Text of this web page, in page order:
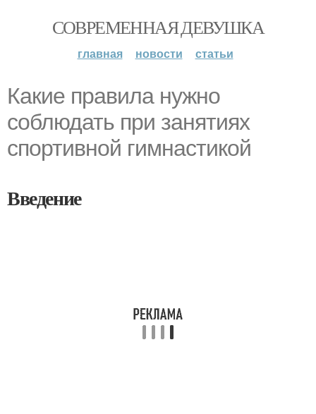
СОВРЕМЕННАЯ ДЕВУШКА
главная новости статьи
Какие правила нужно
соблюдать при занятиях
спортивной гимнастикой
Введение